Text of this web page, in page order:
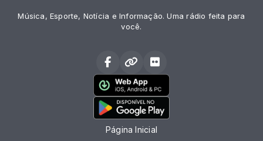
Música, Esporte, Notícia e Informação. Uma rádio feita para
você.
Página Inicial